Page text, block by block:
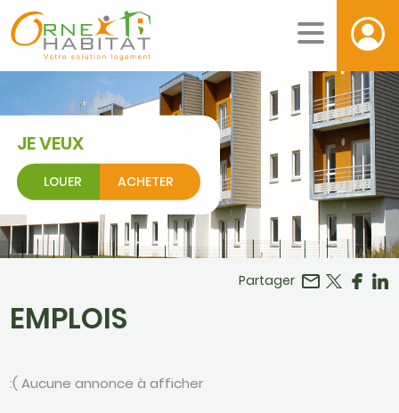
JE VEUX
LOUER ACHETER
Partager
EMPLOIS
:(Aucune annonce à afficher